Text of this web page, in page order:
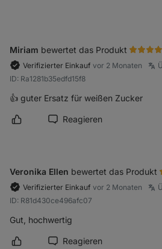
Miriam bewertet das Produkt
Verifizierter Einkauf vor 2 Monaten
ID: Ra1281b35edfd15f8
👍 guter Ersatz für weißen Zucker
Rezension als hilfreich markieren
Reagieren
Veronika Ellen bewertet das Produkt
Verifizierter Einkauf vor 2 Monaten
ID: R81d430ce496afc07
Gut, hochwertig
Rezension als hilfreich markieren
Reagieren